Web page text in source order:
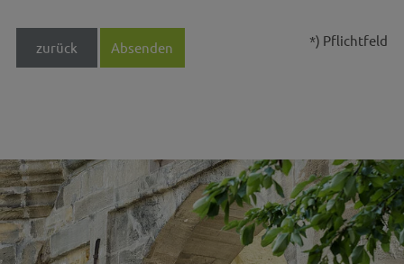
zurück Absenden *) Pflichtfeld